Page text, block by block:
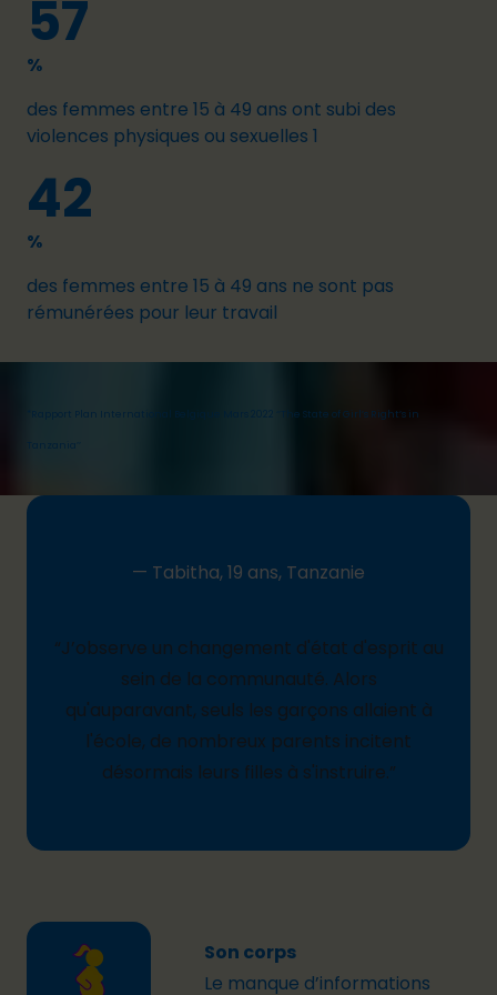
57
%
des femmes entre 15 à 49 ans ont subi des
violences physiques ou sexuelles 1
42
%
des femmes entre 15 à 49 ans ne sont pas
rémunérées pour leur travail
Rapport Plan International Belgique Mars 2022 ‘’The State of Girl’s Right’s in
Tanzania’’
— Tabitha, 19 ans, Tanzanie
“J’observe un changement d'état d'esprit au
sein de la communauté. Alors
qu'auparavant, seuls les garçons allaient à
l'école, de nombreux parents incitent
désormais leurs filles à s'instruire.”
Son corps
Le manque d’informations